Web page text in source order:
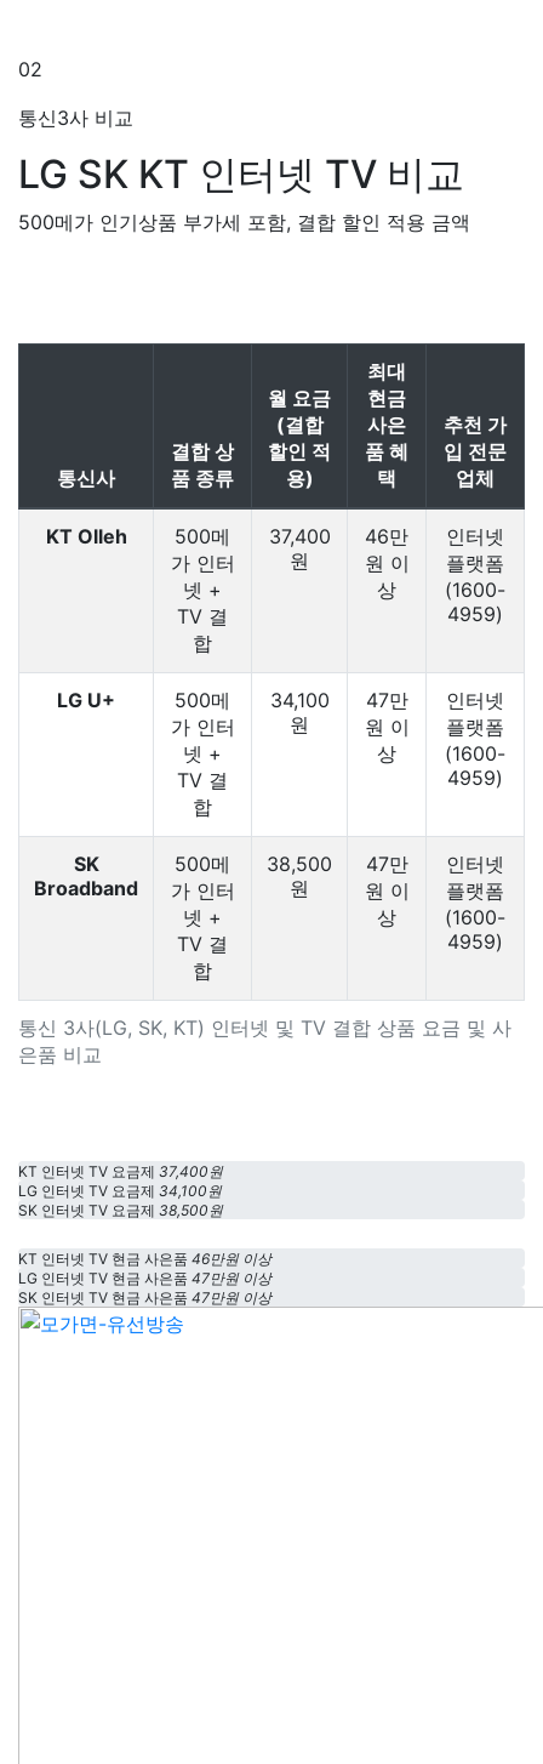
02
통신3사 비교
LG SK KT 인터넷 TV 비교
500메가 인기상품 부가세 포함, 결합 할인 적용 금액
통신 3사(LG, SK, KT) 인터넷 및 TV 결합 상품 요금 및 사
은품 비교
통신사
결합 상
품 종류
월 요금
(결합
할인 적
용)
최대
현금
사은
품 혜
택
추천 가
입 전문
업체
KT Olleh
500메
가 인터
넷 +
TV 결
합
37,400
원
46만
원 이
상
인터넷
플랫폼
(1600-
4959)
LG U+
500메
가 인터
넷 +
TV 결
합
34,100
원
47만
원 이
상
인터넷
플랫폼
(1600-
4959)
SK
Broadband
500메
가 인터
넷 +
TV 결
합
38,500
원
47만
원 이
상
인터넷
플랫폼
(1600-
4959)
KT 인터넷 TV 요금제 37,400원
LG 인터넷 TV 요금제 34,100원
SK 인터넷 TV 요금제 38,500원
KT 인터넷 TV 현금 사은품 46만원 이상
LG 인터넷 TV 현금 사은품 47만원 이상
SK 인터넷 TV 현금 사은품 47만원 이상